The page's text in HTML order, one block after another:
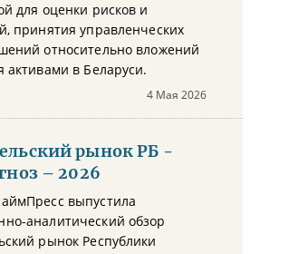
для оценки рисков и
принятия управленческих
относительно вложений
активами в Беларуси.
4 Мая 2026
рынок РБ -
– 2026
выпустила
аналитический обзор
рынок Республики